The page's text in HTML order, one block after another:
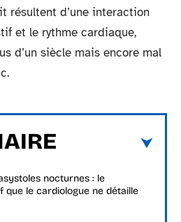
résultent d’une interaction
et le rythme cardiaque,
d’un siècle mais encore mal
nocturnes : le
que le cardiologue ne détaille